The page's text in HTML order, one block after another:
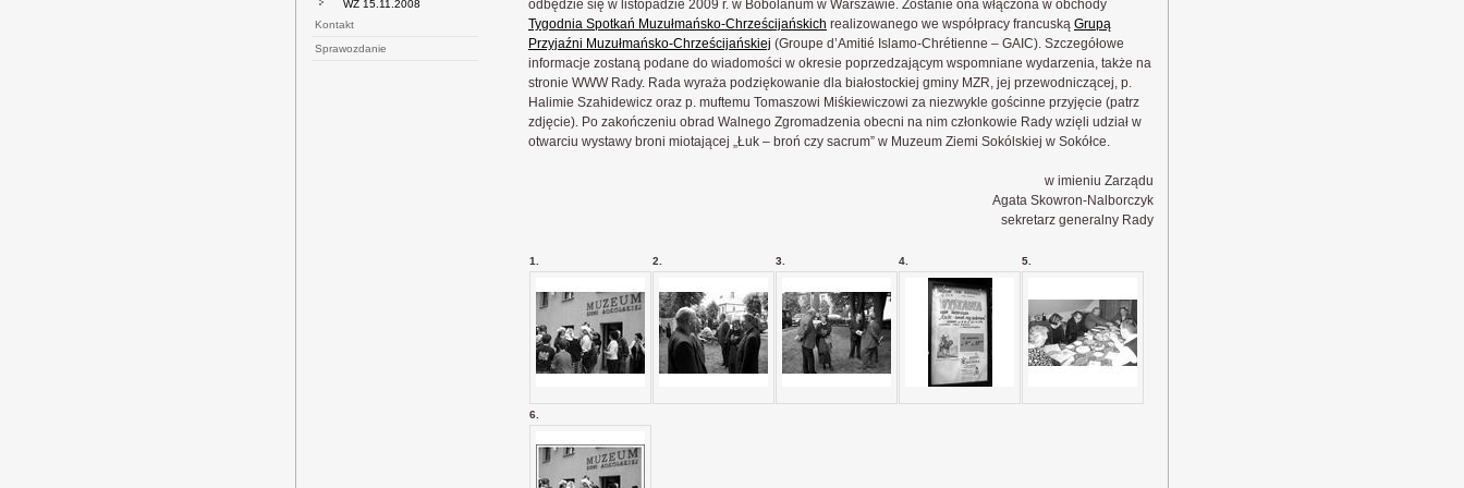
WZ 15.11.2008
Kontakt
Sprawozdanie
odbędzie się w listopadzie 2009 r. w Bobolanum w Warszawie. Zostanie ona włączona w obchody
Tygodnia Spotkań Muzułmańsko-Chrześcijańskich realizowanego we współpracy francuską Grupą
Przyjaźni Muzułmańsko-Chrześcijańskiej (Groupe d’Amitié Islamo-Chrétienne – GAIC). Szczegółowe
informacje zostaną podane do wiadomości w okresie poprzedzającym wspomniane wydarzenia, także na
stronie WWW Rady. Rada wyraża podziękowanie dla białostockiej gminy MZR, jej przewodniczącej, p.
Halimie Szahidewicz oraz p. muftemu Tomaszowi Miśkiewiczowi za niezwykle gościnne przyjęcie (patrz
zdjęcie). Po zakończeniu obrad Walnego Zgromadzenia obecni na nim członkowie Rady wzięli udział w
otwarciu wystawy broni miotającej „Łuk – broń czy sacrum” w Muzeum Ziemi Sokólskiej w Sokółce.
w imieniu Zarządu
Agata Skowron-Nalborczyk
sekretarz generalny Rady
1. 2. 3. 4. 5.
6.